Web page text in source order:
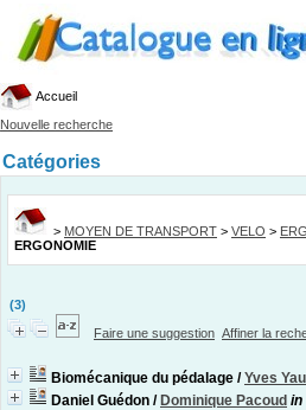
Accueil
Nouvelle recherche
Catégories
> MOYEN DE TRANSPORT > VELO >
ERGONOMIE
(3)
Faire une suggestion Affiner la
Biomécanique du pédalage /Yves Yau
Daniel Guédon / Dominique Pacoud in